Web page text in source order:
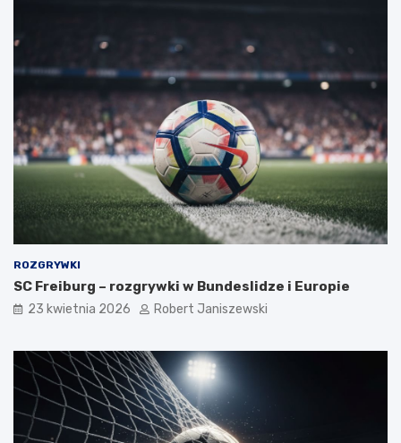
ROZGRYWKI
SC Freiburg – rozgrywki w Bundeslidze i Europie
23 kwietnia 2026 Robert Janiszewski